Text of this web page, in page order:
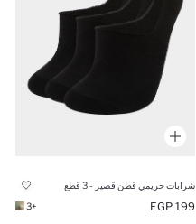
شرابات حريمي قطن قصير - 3 قطع
199 EGP
+3